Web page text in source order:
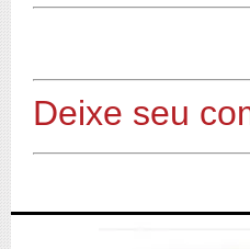
Deixe seu